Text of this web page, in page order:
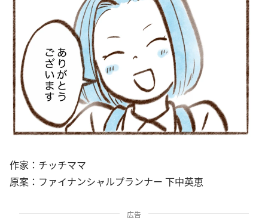
作家：チッチママ
原案：ファイナンシャルプランナー 下中英恵
広告